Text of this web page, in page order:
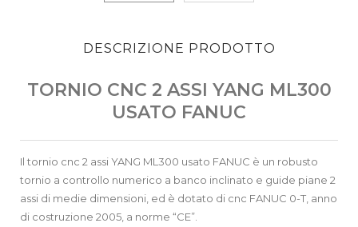
DESCRIZIONE PRODOTTO
TORNIO CNC 2 ASSI YANG ML300
USATO FANUC
Il tornio cnc 2 assi YANG ML300 usato FANUC è un robusto
tornio a controllo numerico a banco inclinato e guide piane 2
assi di medie dimensioni, ed è dotato di cnc FANUC 0-T, anno
di costruzione 2005, a norme “CE”.